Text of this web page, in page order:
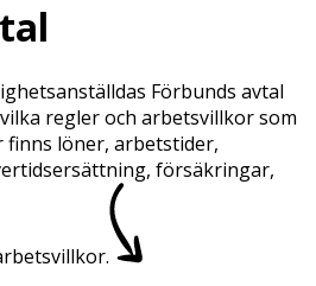
Förbunds avtal
regler och arbetsvillkor som
finns löner, arbetstider,
försäkringar,